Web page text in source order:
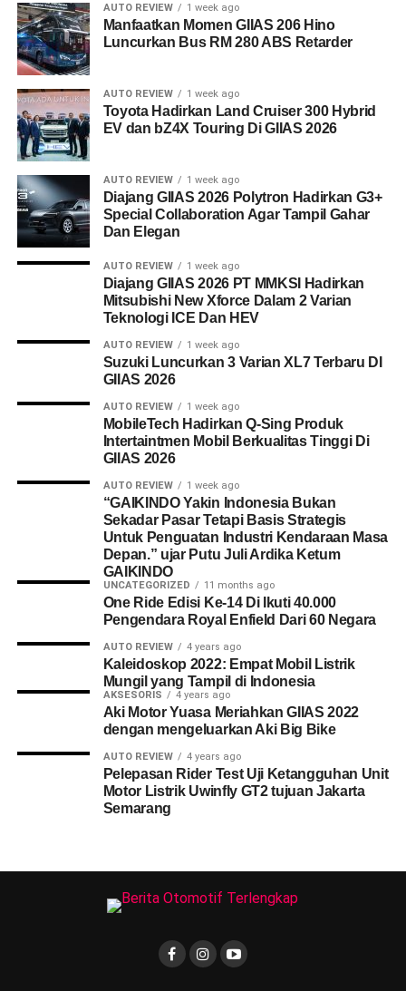
AUTO REVIEW 1 week ago
Manfaatkan Momen GIIAS 206 Hino
Luncurkan Bus RM 280 ABS Retarder
AUTO REVIEW 1 week ago
Toyota Hadirkan Land Cruiser 300 Hybrid
EV dan bZ4X Touring Di GIIAS 2026
AUTO REVIEW 1 week ago
Diajang GIIAS 2026 Polytron Hadirkan G3+
Special Collaboration Agar Tampil Gahar
Dan Elegan
AUTO REVIEW 1 week ago
Diajang GIIAS 2026 PT MMKSI Hadirkan
Mitsubishi New Xforce Dalam 2 Varian
Teknologi ICE Dan HEV
AUTO REVIEW 1 week ago
Suzuki Luncurkan 3 Varian XL7 Terbaru DI
GIIAS 2026
AUTO REVIEW 1 week ago
MobileTech Hadirkan Q-Sing Produk
Intertaintmen Mobil Berkualitas Tinggi Di
GIIAS 2026
AUTO REVIEW 1 week ago
“GAIKINDO Yakin Indonesia Bukan
Sekadar Pasar Tetapi Basis Strategis
Untuk Penguatan Industri Kendaraan Masa
Depan.” ujar Putu Juli Ardika Ketum
GAIKINDO
UNCATEGORIZED 11 months ago
One Ride Edisi Ke-14 Di Ikuti 40.000
Pengendara Royal Enfield Dari 60 Negara
AUTO REVIEW 4 years ago
Kaleidoskop 2022: Empat Mobil Listrik
Mungil yang Tampil di Indonesia
AKSESORIS 4 years ago
Aki Motor Yuasa Meriahkan GIIAS 2022
dengan mengeluarkan Aki Big Bike
AUTO REVIEW 4 years ago
Pelepasan Rider Test Uji Ketangguhan Unit
Motor Listrik Uwinfly GT2 tujuan Jakarta
Semarang